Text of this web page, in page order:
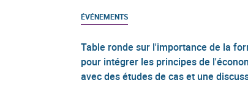
ÉVÉNEMENTS
Table ronde sur l'importance de la
pour intégrer les principes de
avec des études de cas et une